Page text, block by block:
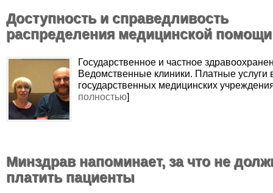
Доступность и справедливость
распределения медицинской помощи
Государственное и частное
Ведомственные клиники. Платные услуги
государственных медицинских
полностью]
Минздрав напоминает, за что не
платить пациенты